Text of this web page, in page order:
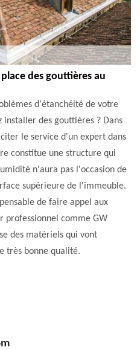
des gouttières au
d'étanchéité de votre
installer des gouttières ? Dans
le service d'un expert dans
constitue une structure qui
n'aura pas l'occasion de
supérieure de l'immeuble.
de faire appel aux
professionnel comme GW
des matériels qui vont
très bonne qualité.